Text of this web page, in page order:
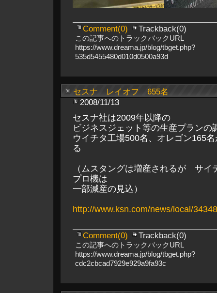
Comment(0) Trackback(0)
この記事へのトラックバックURL
https://www.dreama.jp/blog/tbget.php?
535d5455480d010d0500a93d
セスナ レイオフ 655名
2008/11/13
セスナ社は2009年以降の
ビジネスジェット等の生産プランの
ウイチタ工場500名、オレゴン165
る
（ムスタングは増産されるが サイ
プロ機は
一部減産の見込）
http://www.ksn.com/news/local/
Comment(0) Trackback(0)
この記事へのトラックバックURL
https://www.dreama.jp/blog/tbget.php?
cdc2cbcad7929e929a9fa93c